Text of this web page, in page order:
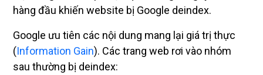
hàng đầu khiến website bị Google deindex.
Google ưu tiên các nội dung mang lại giá trị thực
(Information Gain). Các trang web rơi vào nhóm
sau thường bị deindex: